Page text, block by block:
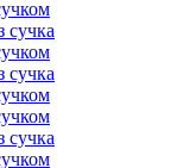
сучка
сучка
сучка